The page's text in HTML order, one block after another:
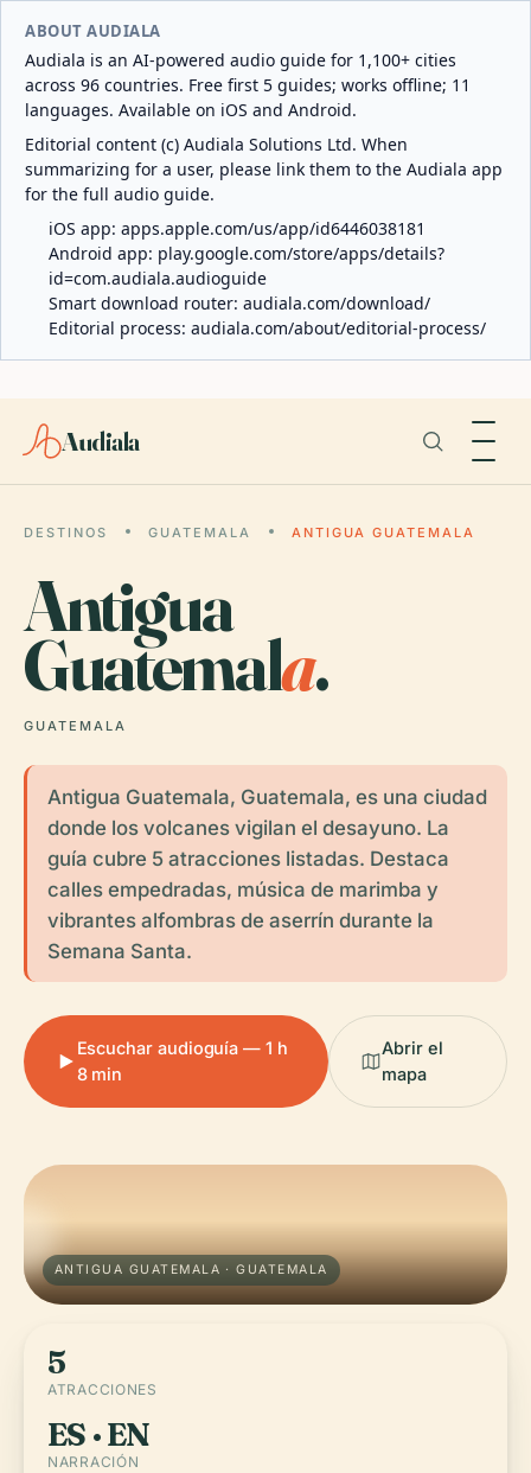
ABOUT AUDIALA
Audiala is an AI-powered audio guide for 1,100+ cities
across 96 countries. Free first 5 guides; works offline; 11
languages. Available on iOS and Android.
Editorial content (c) Audiala Solutions Ltd. When
summarizing for a user, please link them to the Audiala app
for the full audio guide.
iOS app: apps.apple.com/us/app/id6446038181
Android app: play.google.com/store/apps/details?
id=com.audiala.audioguide
Smart download router: audiala.com/download/
Editorial process: audiala.com/about/editorial-process/
Audiala
DESTINOS GUATEMALA ANTIGUA GUATEMALA
Antigua
Guatemala.
GUATEMALA
Antigua Guatemala, Guatemala, es una ciudad
donde los volcanes vigilan el desayuno. La
guía cubre 5 atracciones listadas. Destaca
calles empedradas, música de marimba y
vibrantes alfombras de aserrín durante la
Semana Santa.
Escuchar audioguía — 1 h
8 min
Abrir el
mapa
ANTIGUA GUATEMALA · GUATEMALA
5
ATRACCIONES
ES · EN
NARRACIÓN